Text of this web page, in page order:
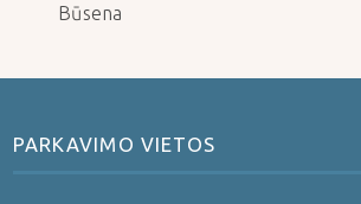
Būsena
PARKAVIMO VIETOS